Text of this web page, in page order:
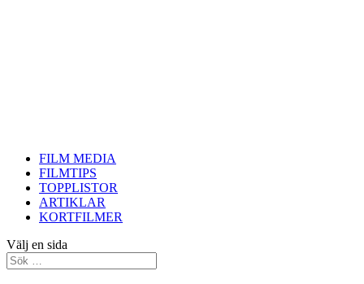
FILM MEDIA
FILMTIPS
TOPPLISTOR
ARTIKLAR
KORTFILMER
Välj en sida